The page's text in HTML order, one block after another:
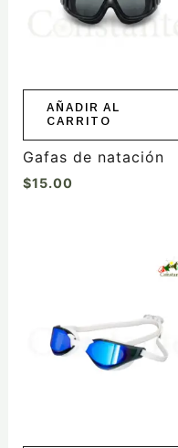
AÑADIR AL
CARRITO
Gafas de natación
$15.00
múltiples
variantes.